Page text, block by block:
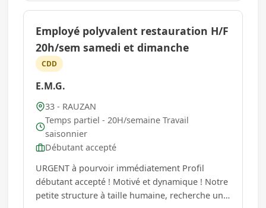
Employé polyvalent restauration H/F
20h/sem samedi et dimanche
CDD
E.M.G.
33 - RAUZAN
Temps partiel - 20H/semaine Travail
saisonnier
Débutant accepté
URGENT à pourvoir immédiatement Profil
débutant accepté ! Motivé et dynamique ! Notre
petite structure à taille humaine, recherche un